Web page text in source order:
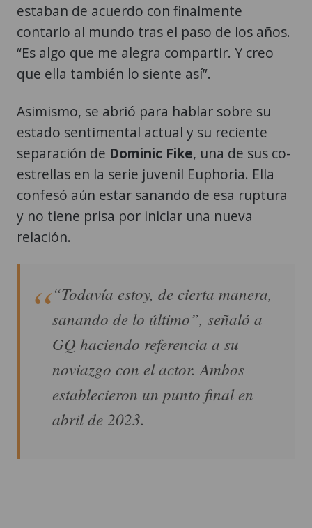
estaban de acuerdo con finalmente
contarlo al mundo tras el paso de los años.
“Es algo que me alegra compartir. Y creo
que ella también lo siente así”.
Asimismo, se abrió para hablar sobre su
estado sentimental actual y su reciente
separación de Dominic Fike, una de sus co-
estrellas en la serie juvenil Euphoria. Ella
confesó aún estar sanando de esa ruptura
y no tiene prisa por iniciar una nueva
relación.
“Todavía estoy, de cierta manera,
sanando de lo último”, señaló a
GQ haciendo referencia a su
noviazgo con el actor. Ambos
establecieron un punto final en
abril de 2023.